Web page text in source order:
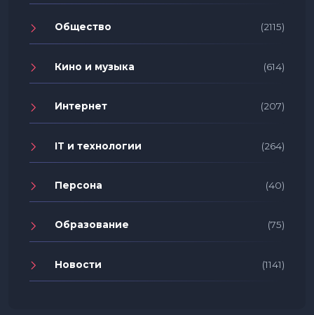
Общество (2115)
Кино и музыка (614)
Интернет (207)
IT и технологии (264)
Персона (40)
Образование (75)
Новости (1141)